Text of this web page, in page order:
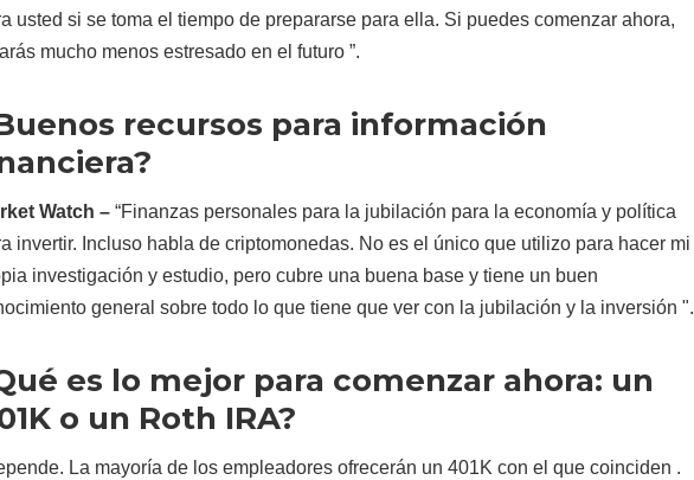
usted si se toma el tiempo de prepararse para ella. Si puedes comenzar ahora,
mucho menos estresado en el futuro ”.
recursos para información
Watch – “Finanzas personales para la jubilación para la economía y política
invertir. Incluso habla de criptomonedas. No es el único que utilizo para hacer mi
investigación y estudio, pero cubre una buena base y tiene un buen
general sobre todo lo que tiene que ver con la jubilación y la inversión ".
es lo mejor para comenzar ahora: un
o un Roth IRA?
La mayoría de los empleadores ofrecerán un 401K con el que coinciden .